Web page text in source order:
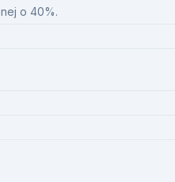
o 40%.